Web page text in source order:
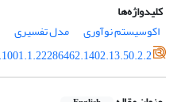
کلیدواژه‌ها
اکوسیستم نوآوری
مدل تفسیری